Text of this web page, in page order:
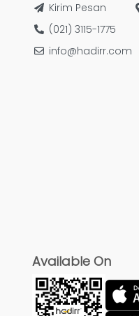
Kirim Pesan
(021) 3115-1775
info@hadirr.com
Available On